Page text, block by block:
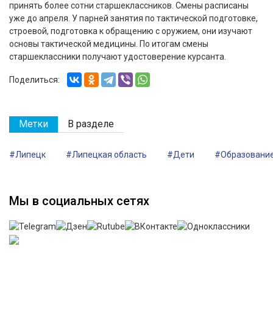
принять более сотни старшеклассников. Смены расписаны
уже до апреля. У парней занятия по тактической подготовке,
строевой, подготовка к обращению с оружием, они изучают
основы тактической медицины. По итогам смены
старшеклассники получают удостоверение курсанта.
Поделиться:
Метки В разделе
#Липецк #Липецкая область #Дети
Мы в социальных сетях